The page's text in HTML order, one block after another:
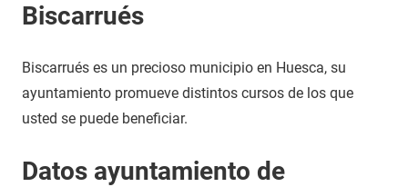
Biscarrués
Biscarrués es un precioso municipio en Huesca, su
ayuntamiento promueve distintos cursos de los que
usted se puede beneficiar.
Datos ayuntamiento de